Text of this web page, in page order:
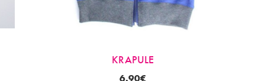
KRAPULE
6.90€